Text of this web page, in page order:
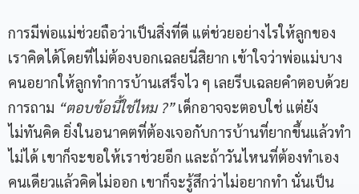
การมีพ่อแม่ช่วยถือว่าเป็นสิ่งที่ดี แต่ช่วยอย่างไรให้ลูกของ
เราคิดได้โดยที่ไม่ต้องบอกเฉลยนี่สิยาก เข้าใจว่าพ่อแม่บาง
คนอยากให้ลูกทำการบ้านเสร็จไว ๆ เลยรีบเฉลยคำตอบด้วย
การถาม “ตอบข้อนี้ใช่ไหม?”เด็กอาจจะตอบใช่ แต่ยัง
ไม่ทันคิด ยิ่งในอนาคตที่ต้องเจอกับการบ้านที่ยากขึ้นแล้วทำ
ไม่ได้ เขาก็จะขอให้เราช่วยอีก และถ้าวันไหนที่ต้องทำเอง
คนเดียวแล้วคิดไม่ออก เขาก็จะรู้สึกว่าไม่อยากทำ นั่นเป็น